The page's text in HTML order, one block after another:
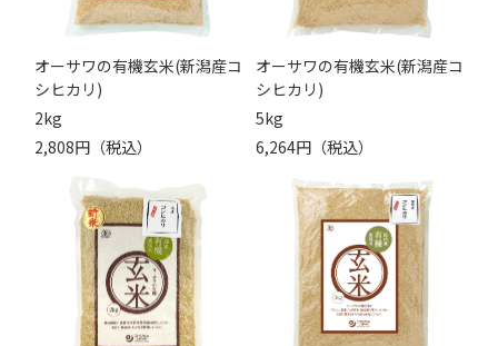
オーサワの有機玄米(新潟産コ
シヒカリ)
2kg
2,808円（税込）
オーサワの有機玄米(新潟産コ
シヒカリ)
5kg
6,264円（税込）